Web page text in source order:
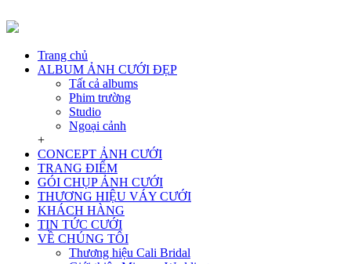
Trang chủ
ALBUM ẢNH CƯỚI ĐẸP
Tất cả albums
Phim trường
Studio
Ngoại cảnh
+
CONCEPT ẢNH CƯỚI
TRANG ĐIỂM
GÓI CHỤP ẢNH CƯỚI
THƯƠNG HIỆU VÁY CƯỚI
KHÁCH HÀNG
TIN TỨC CƯỚI
VỀ CHÚNG TÔI
Thương hiệu Cali Bridal